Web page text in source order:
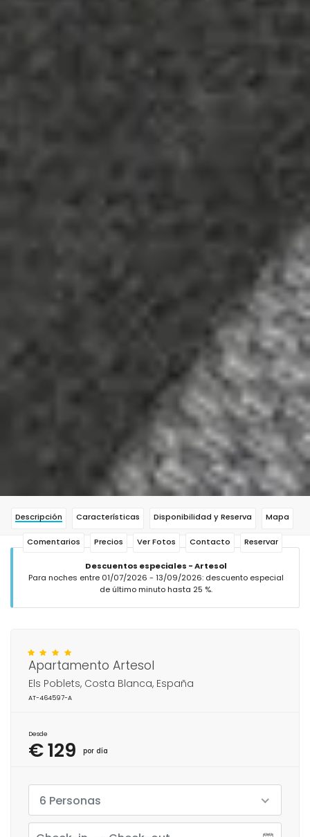
Descripción Características Disponibilidad y Reserva Mapa
Comentarios Precios Ver Fotos Contacto Reservar
Descuentos especiales - Artesol
Para noches entre 01/07/2026 - 13/09/2026: descuento especial
de último minuto hasta 25 %.
Apartamento Artesol
Els Poblets, Costa Blanca, España
AT-464597-A
Desde
€ 129 por día
6 Personas